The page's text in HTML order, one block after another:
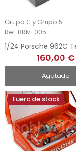
Grupo C y Grupo 5
Ref: BRM-005
160,00 €
Agotado
Fuera de stock